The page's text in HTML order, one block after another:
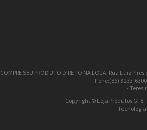
COMPRE SEU PRODUTO DIRETO NA LOJA: Rua Luiz
Fone:(86) 3233-
-
Copyright © Loja Produtos GF8